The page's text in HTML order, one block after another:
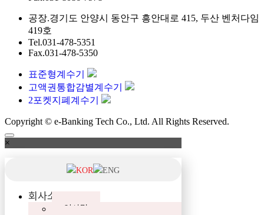
공장.경기도 안양시 동안구 흥안대로 415, 두산 벤처다임
419호
Tel.031-478-5351
Fax.031-478-5350
표준형계수기
고액권통합감별계수기
2포켓지폐계수기
Copyright © e-Banking Tech Co., Ltd. All Rights Reserved.
×
KOR ENG
회사소개
인사말